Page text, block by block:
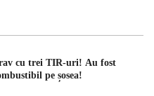
cu trei TIR-uri! Au fost
pe șosea!